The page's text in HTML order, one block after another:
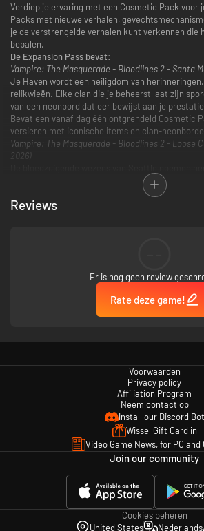
Verdiep je ervaring met een Cosmetic Pack voor
Packs met nieuwe verhalen,
je de verstrengelde verhalen kunt verkennen die
bepalen.
De Expansion Pass bevat:
Vampire: The Masquerade - Bloodlines 2 - Santa
Je Haven wordt een heiligdom van
relikwieën. Elke clan die je beheerst laat zijn
van een neonbord dat eer bewijst aan je
Bevat een vanaf dag één ontgrendeld Cosmetic
versieren met iconische items en clan-
Vampire: The Masquerade - Bloodlines 2 - Loose
2026)
Wat gebeurt er als de riem die hem in bedwang
Ervaar de onderwereld van Seattle vanuit het
Haar kunst gaat over de grenzen van het leven,
en van de sociale zeden van de Kindred-
worden. Maar elk meesterwerk heeft een doek
en een nieuwe Phyre-outfit.
Reviews
Er is nog geen review
Rate deze game!
Voorwaarden
Privacy policy
Affiliation Program
Neem contact op
Install our Discord Bot
Wissel Gift Card in
Video Game News, for PC and
Join our community
Cookies beheren
United States
Nederlands